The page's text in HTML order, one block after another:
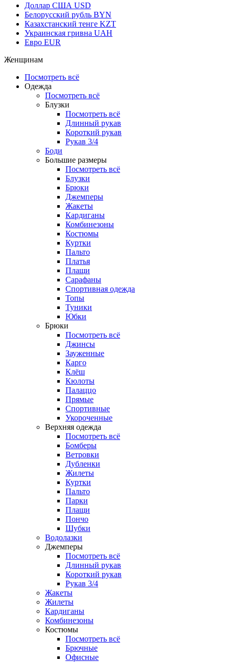
Доллар США USD
Белорусский рубль BYN
Казахстанский тенге KZT
Украинская гривна UAH
Евро EUR
Женщинам
Посмотреть всё
Одежда
Посмотреть всё
Блузки
Посмотреть всё
Длинный рукав
Короткий рукав
Рукав 3/4
Боди
Большие размеры
Посмотреть всё
Блузки
Брюки
Джемперы
Жакеты
Кардиганы
Комбинезоны
Костюмы
Куртки
Пальто
Платья
Плащи
Сарафаны
Спортивная одежда
Топы
Туники
Юбки
Брюки
Посмотреть всё
Джинсы
Зауженные
Карго
Клёш
Кюлоты
Палаццо
Прямые
Спортивные
Укороченные
Верхняя одежда
Посмотреть всё
Бомберы
Ветровки
Дубленки
Жилеты
Куртки
Пальто
Парки
Плащи
Пончо
Шубки
Водолазки
Джемперы
Посмотреть всё
Длинный рукав
Короткий рукав
Рукав 3/4
Жакеты
Жилеты
Кардиганы
Комбинезоны
Костюмы
Посмотреть всё
Брючные
Офисные